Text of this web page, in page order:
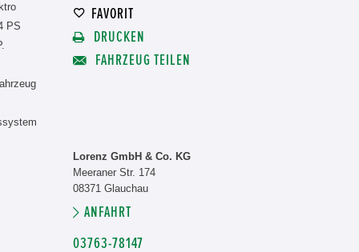
PS
FAVORIT
DRUCKEN
FAHRZEUG TEILEN
Lorenz GmbH & Co. KG
Meeraner Str. 174
08371 Glauchau
ANFAHRT
03763-78147